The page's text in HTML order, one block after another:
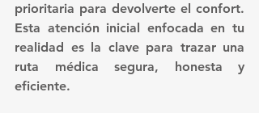
prioritaria para devolverte el confort.
Esta atención inicial enfocada en tu
realidad es la clave para trazar una
ruta médica segura, honesta y
eficiente.